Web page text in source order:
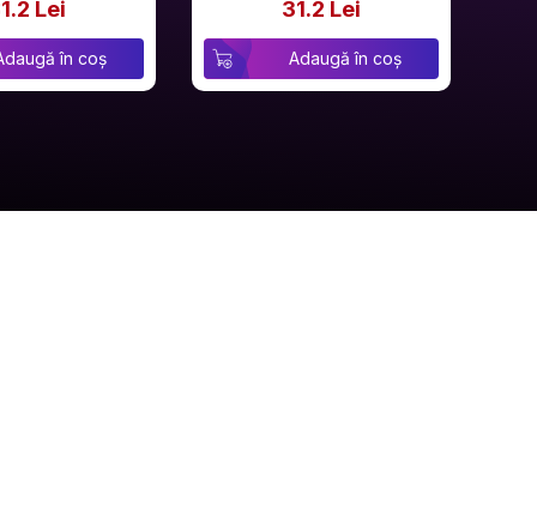
Lei
în coș
31.2 Lei
Adaugă în coș